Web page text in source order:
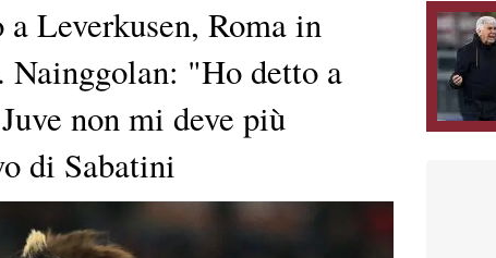
Leverkusen, Roma in
Nainggolan: "Ho detto a
non mi deve più
di Sabatini